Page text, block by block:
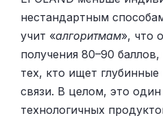
нестандартным
учит «алгоритмам», что
получения 80–90
тех, кто ищет глубинные
связи. В целом, это
технологичных